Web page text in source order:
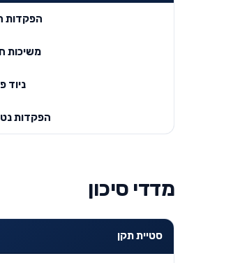
הפקדות
משיכות
ניוד
הפקדות
מדדי סיכון
סטיית תקן